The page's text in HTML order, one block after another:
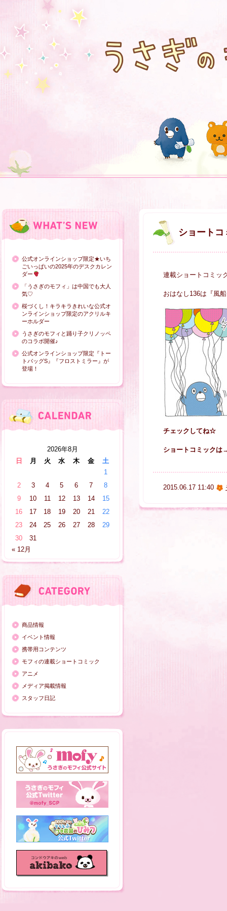
公式オンラインショップ限定★いち
ごいっぱいの2025年のデスクカレン
ダー
「うさぎのモフィ」は中国でも大人
気♡
桜づくし！キラキラきれいな公式オ
ンラインショップ限定のアクリルキ
ーホルダー
うさぎのモフィと踊り子クリノッペ
のコラボ開催♪
公式オンラインショップ限定『トー
トバッグS』『フロストミラー』が
登場！
2026年8月
日
月 火 水 木 金
土
1
2
3 4 5 6 7
8
9
10 11 12 13 14
15
16
17 18 19 20 21
22
23
24 25 26 27 28
29
30
31
« 12月
商品情報
イベント情報
携帯用コンテンツ
モフィの連載ショートコミック
アニメ
メディア掲載情報
スタッフ日記
ショート
連載ショートコミッ
おはなし136は『風
チェックしてね☆
ショートコミック
2015.06.17 11:40